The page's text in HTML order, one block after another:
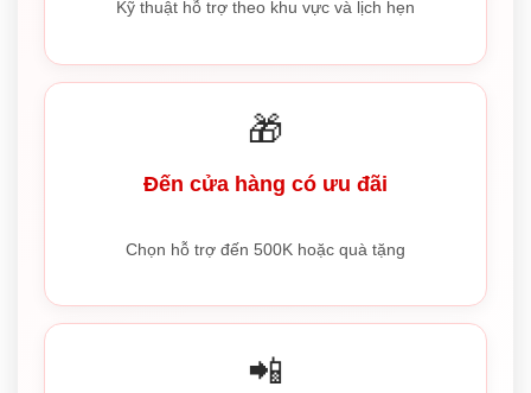
Kỹ thuật hỗ trợ theo khu vực và lịch hẹn
🎁
Đến cửa hàng có ưu đãi
Chọn hỗ trợ đến 500K hoặc quà tặng
📲